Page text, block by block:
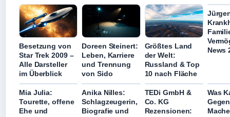
Besetzung von
Star Trek 2009 –
Alle Darsteller
im Überblick
Doreen Steinert:
Leben, Karriere
und Trennung
von Sido
Größtes Land
der Welt:
Russland & Top
10 nach Fläche
News
Mia Julia:
Tourette, offene
Ehe und
Anika Nilles:
Schlagzeugerin,
Biografie und
TEDi GmbH &
Co. KG
Rezensionen:
Was